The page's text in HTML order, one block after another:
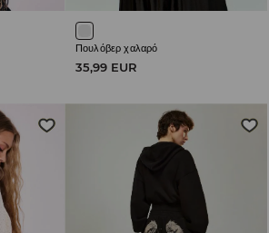
Πουλόβερ χαλαρό
35,99 EUR